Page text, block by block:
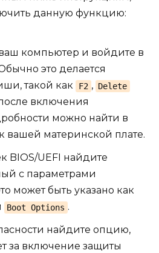
данную функцию:
компьютер и войдите в
это делается
такой как
F2 , Delete
включения
можно найти в
вашей материнской плате.
BIOS/UEFI найдите
с параметрами
может быть указано как
Boot Options .
найдите опцию,
за включение защиты